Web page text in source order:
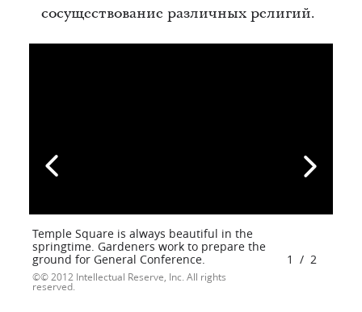
сосуществование различных религий.
Temple Square is always beautiful in the
springtime. Gardeners work to prepare the
ground for General Conference.
© 2012 Intellectual Reserve, Inc. All rights
reserved.
1 / 2